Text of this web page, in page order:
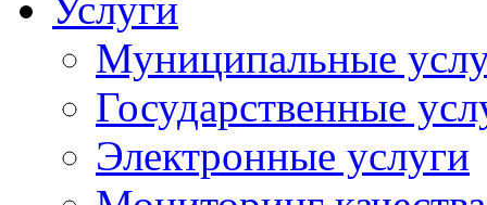
Муниципальные
Государственные
Электронные услуги